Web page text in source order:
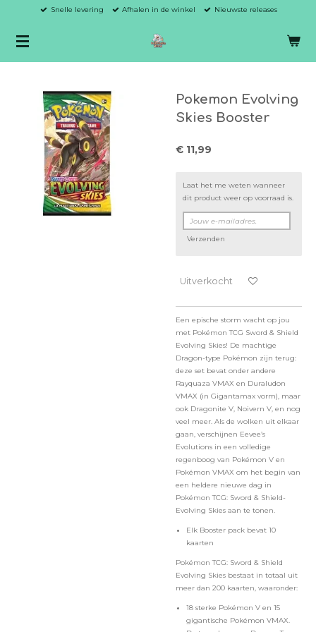
naar
hoofdinhoud
Snelle levering Afhalen in de winkel Nieuwste releases
Pokemon Evolving
Skies Booster
€ 11,99
Laat het me weten wanneer
dit product weer op voorraad is.
Verzenden
Uitverkocht
Een epische storm wacht op jou
met Pokémon TCG Sword & Shield
Evolving Skies! De machtige
Dragon-type Pokémon zijn terug:
deze set bevat onder andere
Rayquaza VMAX en Duraludon
VMAX (in Gigantamax vorm), maar
ook Dragonite V, Noivern V, en nog
veel meer. Als de wolken uit elkaar
gaan, verschijnen Eevee’s
Evolutions in een volledige
regenboog van Pokémon V en
Pokémon VMAX om het begin van
een heldere nieuwe dag in
Pokémon TCG: Sword & Shield-
Evolving Skies aan te tonen.
Elk Booster pack bevat 10
kaarten
Pokémon TCG: Sword & Shield
Evolving Skies bestaat in totaal uit
meer dan 200 kaarten, waaronder:
18 sterke Pokémon V en 15
gigantische Pokémon VMAX.